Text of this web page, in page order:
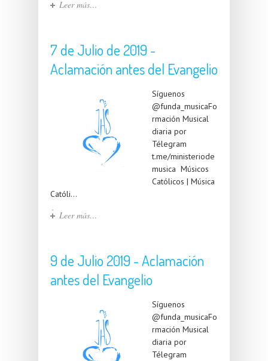
Leer más…
7 de Julio de 2019 -
Aclamación antes del Evangelio
Síguenos
@funda_musicaFo
rmación Musical
diaria por
Télegram
t.me/ministeriode
musica Músicos
Católicos | Música
Católi...
Leer más…
9 de Julio 2019 - Aclamación
antes del Evangelio
Síguenos
@funda_musicaFo
rmación Musical
diaria por
Télegram